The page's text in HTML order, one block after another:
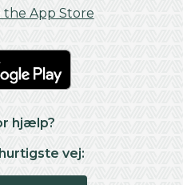
hjælp?
vej: